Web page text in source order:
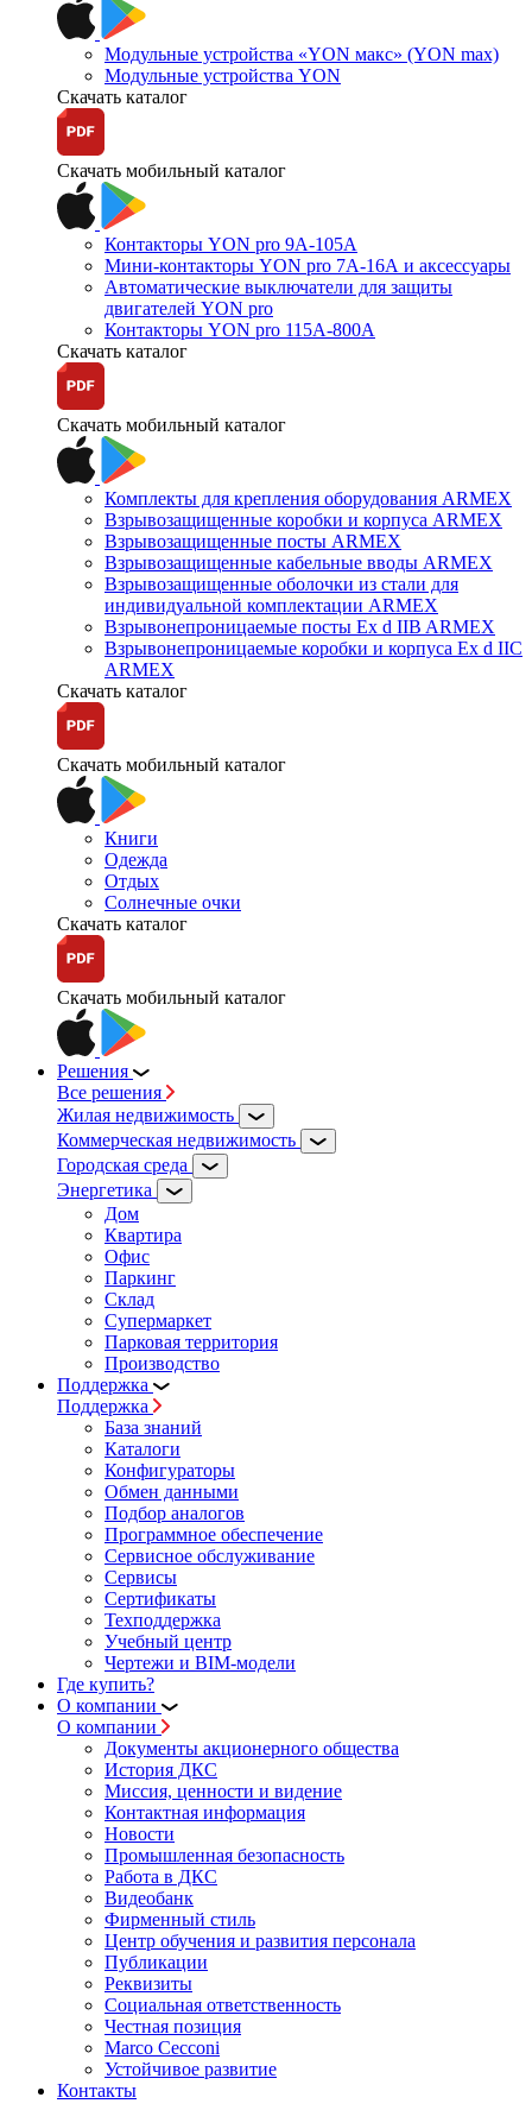
Модульные устройства «YON макс» (YON max)
Модульные устройства YON
Скачать каталог
Скачать мобильный каталог
Контакторы YON pro 9А-105А
Мини-контакторы YON pro 7А-16А и аксессуары
Автоматические выключатели для защиты
двигателей YON pro
Контакторы YON pro 115А-800А
Скачать каталог
Скачать мобильный каталог
Комплекты для крепления оборудования ARMEX
Взрывозащищенные коробки и корпуса ARMEX
Взрывозащищенные посты ARMEX
Взрывозащищенные кабельные вводы ARMEX
Взрывозащищенные оболочки из стали для
индивидуальной комплектации ARMEX
Взрывонепроницаемые посты Ex d IIB ARMEX
Взрывонепроницаемые коробки и корпуса Ex d IIС
ARMEX
Скачать каталог
Скачать мобильный каталог
Книги
Одежда
Отдых
Солнечные очки
Скачать каталог
Скачать мобильный каталог
Решения
Все решения
Жилая недвижимость
Коммерческая недвижимость
Городская среда
Энергетика
Дом
Квартира
Офис
Паркинг
Склад
Супермаркет
Парковая территория
Производство
Поддержка
Поддержка
База знаний
Каталоги
Конфигураторы
Обмен данными
Подбор аналогов
Программное обеспечение
Сервисное обслуживание
Сервисы
Сертификаты
Техподдержка
Учебный центр
Чертежи и BIM-модели
Где купить?
О компании
О компании
Документы акционерного общества
История ДКС
Миссия, ценности и видение
Контактная информация
Новости
Промышленная безопасность
Работа в ДКС
Видеобанк
Фирменный стиль
Центр обучения и развития персонала
Публикации
Реквизиты
Социальная ответственность
Честная позиция
Marco Cecconi
Устойчивое развитие
Контакты